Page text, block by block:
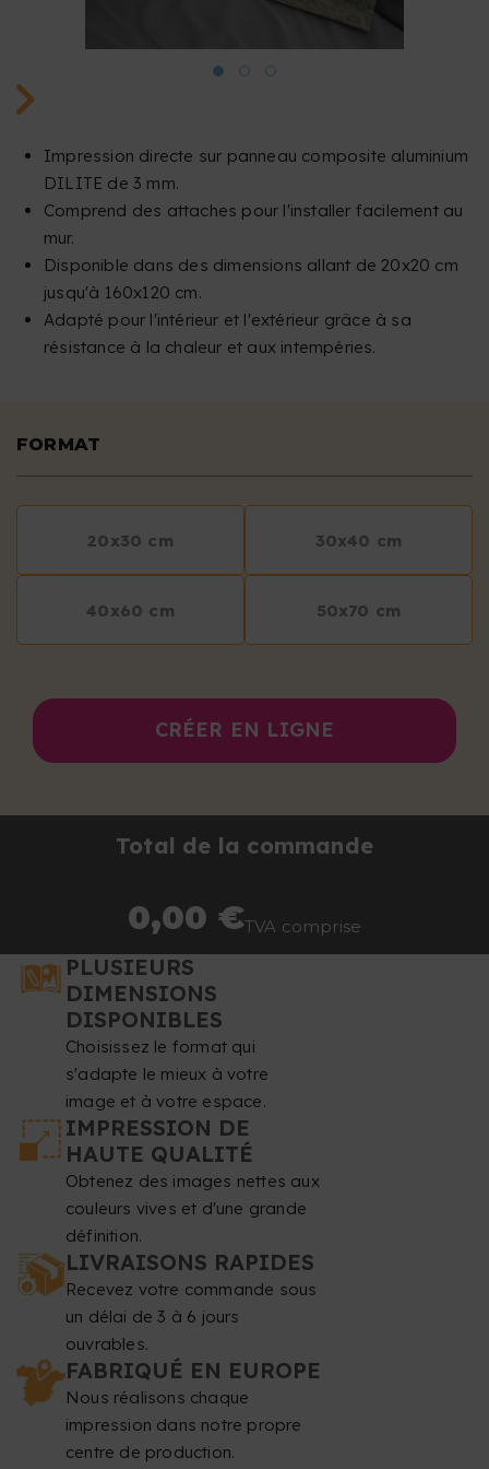
Impression directe sur panneau composite aluminium
DILITE de 3 mm.
Comprend des attaches pour l'installer facilement au
mur.
Disponible dans des dimensions allant de 20x20 cm
jusqu'à 160x120 cm.
Adapté pour l'intérieur et l'extérieur grâce à sa
résistance à la chaleur et aux intempéries.
FORMAT
20x30 cm 30x40 cm
40x60 cm 50x70 cm
CRÉER EN LIGNE
Total de la commande
0,00 €TVA comprise
PLUSIEURS
DIMENSIONS
DISPONIBLES
Choisissez le format qui
s'adapte le mieux à votre
image et à votre espace.
IMPRESSION DE
HAUTE QUALITÉ
Obtenez des images nettes aux
couleurs vives et d'une grande
définition.
LIVRAISONS RAPIDES
Recevez votre commande sous
un délai de 3 à 6 jours
ouvrables.
FABRIQUÉ EN EUROPE
Nous réalisons chaque
impression dans notre propre
centre de production.